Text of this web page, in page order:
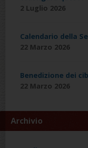
2 Luglio 2026
Calendario della
22 Marzo 2026
Benedizione dei
22 Marzo 2026
Archivio